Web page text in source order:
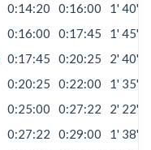
0:14:20 0:16:00 1' 40''
0:16:00 0:17:45 1' 45''
0:17:45 0:20:25 2' 40''
0:20:25 0:22:00 1' 35''
0:25:00 0:27:22 2' 22''
0:27:22 0:29:00 1' 38''